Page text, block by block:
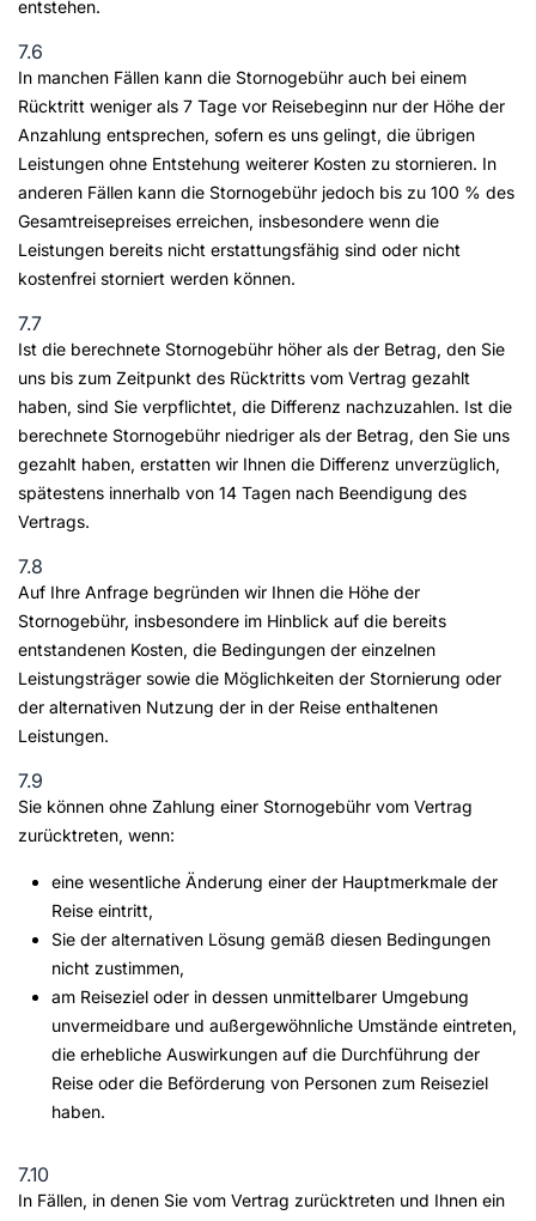
entstehen.
7.6
In manchen Fällen kann die Stornogebühr auch bei einem
Rücktritt weniger als 7 Tage vor Reisebeginn nur der Höhe der
Anzahlung entsprechen, sofern es uns gelingt, die übrigen
Leistungen ohne Entstehung weiterer Kosten zu stornieren. In
anderen Fällen kann die Stornogebühr jedoch bis zu 100 % des
Gesamtreisepreises erreichen, insbesondere wenn die
Leistungen bereits nicht erstattungsfähig sind oder nicht
kostenfrei storniert werden können.
7.7
Ist die berechnete Stornogebühr höher als der Betrag, den Sie
uns bis zum Zeitpunkt des Rücktritts vom Vertrag gezahlt
haben, sind Sie verpflichtet, die Differenz nachzuzahlen. Ist die
berechnete Stornogebühr niedriger als der Betrag, den Sie uns
gezahlt haben, erstatten wir Ihnen die Differenz unverzüglich,
spätestens innerhalb von 14 Tagen nach Beendigung des
Vertrags.
7.8
Auf Ihre Anfrage begründen wir Ihnen die Höhe der
Stornogebühr, insbesondere im Hinblick auf die bereits
entstandenen Kosten, die Bedingungen der einzelnen
Leistungsträger sowie die Möglichkeiten der Stornierung oder
der alternativen Nutzung der in der Reise enthaltenen
Leistungen.
7.9
Sie können ohne Zahlung einer Stornogebühr vom Vertrag
zurücktreten, wenn:
eine wesentliche Änderung einer der Hauptmerkmale der
Reise eintritt,
Sie der alternativen Lösung gemäß diesen Bedingungen
nicht zustimmen,
am Reiseziel oder in dessen unmittelbarer Umgebung
unvermeidbare und außergewöhnliche Umstände eintreten,
die erhebliche Auswirkungen auf die Durchführung der
Reise oder die Beförderung von Personen zum Reiseziel
haben.
7.10
In Fällen, in denen Sie vom Vertrag zurücktreten und Ihnen ein